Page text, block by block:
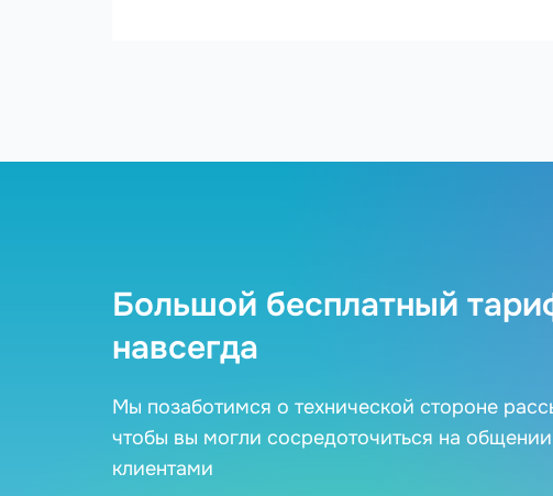
Большой бесплатный
навсегда
Мы позаботимся о технической стороне
чтобы вы могли сосредоточиться на
клиентами